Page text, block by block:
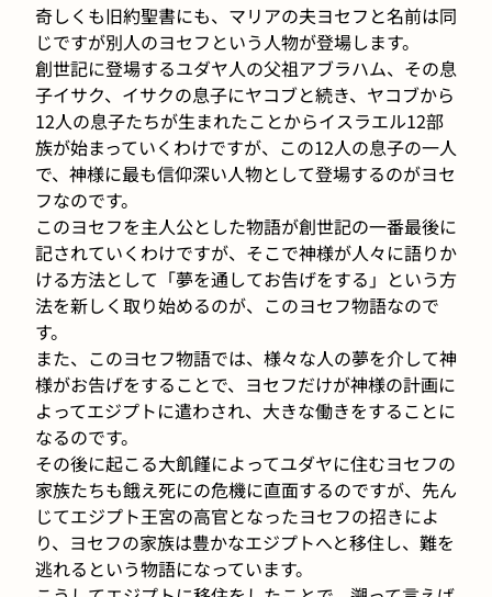
奇しくも旧約聖書にも、マリアの夫ヨセフと名前は同
じですが別人のヨセフという人物が登場します。
創世記に登場するユダヤ人の父祖アブラハム、その息
子イサク、イサクの息子にヤコブと続き、ヤコブから
12人の息子たちが生まれたことからイスラエル12部
族が始まっていくわけですが、この12人の息子の一人
で、神様に最も信仰深い人物として登場するのがヨセ
フなのです。
このヨセフを主人公とした物語が創世記の一番最後に
記されていくわけですが、そこで神様が人々に語りか
ける方法として「夢を通してお告げをする」という方
法を新しく取り始めるのが、このヨセフ物語なので
す。
また、このヨセフ物語では、様々な人の夢を介して神
様がお告げをすることで、ヨセフだけが神様の計画に
よってエジプトに遣わされ、大きな働きをすることに
なるのです。
その後に起こる大飢饉によってユダヤに住むヨセフの
家族たちも餓え死にの危機に直面するのですが、先ん
じてエジプト王宮の高官となったヨセフの招きによ
り、ヨセフの家族は豊かなエジプトへと移住し、難を
逃れるという物語になっています。